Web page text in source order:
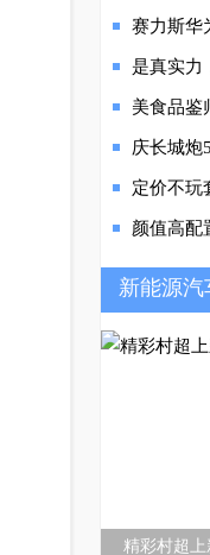
赛力斯华
是真实力
美食品鉴师
庆长城炮50万
定价不玩
颜值高配
新能源汽
精彩村超上